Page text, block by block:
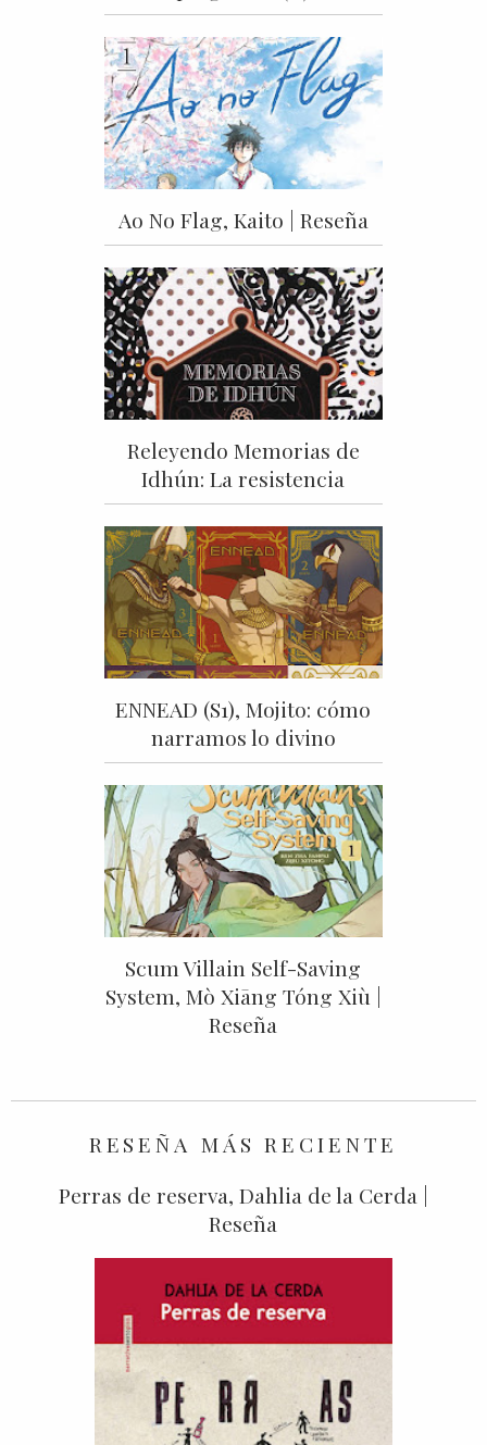
Ao No Flag, Kaito | Reseña
Releyendo Memorias de
Idhún: La resistencia
ENNEAD (S1), Mojito: cómo
narramos lo divino
Scum Villain Self-Saving
System, Mò Xiāng Tóng Xiù |
Reseña
RESEÑA MÁS RECIENTE
Perras de reserva, Dahlia de la Cerda |
Reseña